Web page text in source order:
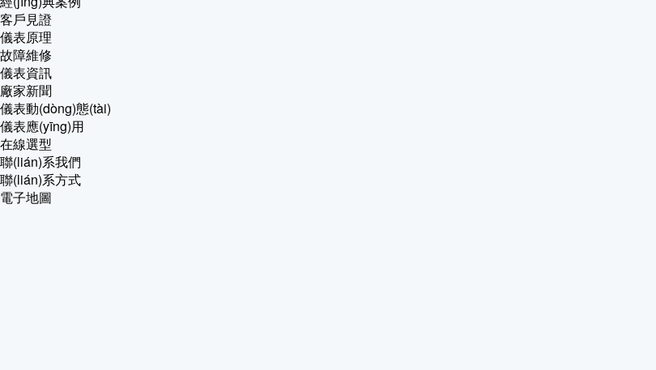
客戶見證
儀表原理
故障維修
儀表資訊
廠家新聞
儀表動(dòng)態(tài)
儀表應(yīng)用
在線選型
聯(lián)系我們
聯(lián)系方式
電子地圖